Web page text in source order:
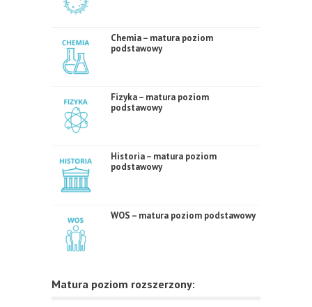
Chemia – matura poziom
podstawowy
Fizyka – matura poziom
podstawowy
Historia – matura poziom
podstawowy
WOS – matura poziom podstawowy
Matura poziom rozszerzony: